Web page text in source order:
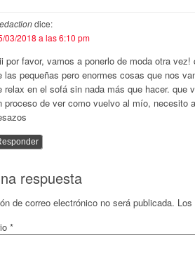
dice:
03/2018 a las 6:10 pm
por favor, vamos a ponerlo de moda otra
las pequeñas pero enormes cosas que nos
relax en el sofá sin nada más que hacer.
proceso de ver como vuelvo al mío, necesito
respuesta
de correo electrónico no será publicada.
*